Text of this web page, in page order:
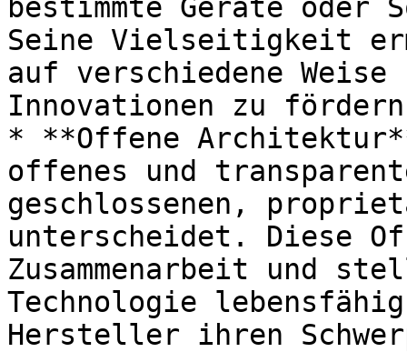
bestimmte Geräte oder
Seine Vielseitigkeit
auf verschiedene
Innovationen zu
* **Offene
offenes und
geschlossenen,
unterscheidet. Diese
Zusammenarbeit und
Technologie
Hersteller ihren